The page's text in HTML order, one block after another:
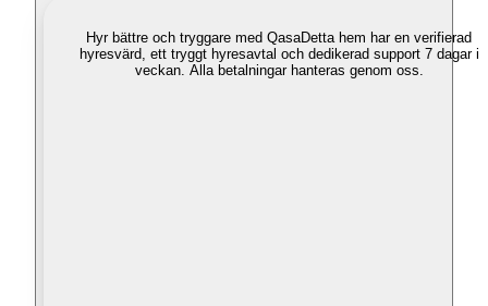
Hyr bättre och tryggare med QasaDetta hem har en verifierad
hyresvärd, ett tryggt hyresavtal och dedikerad support 7 dagar i
veckan. Alla betalningar hanteras genom oss.